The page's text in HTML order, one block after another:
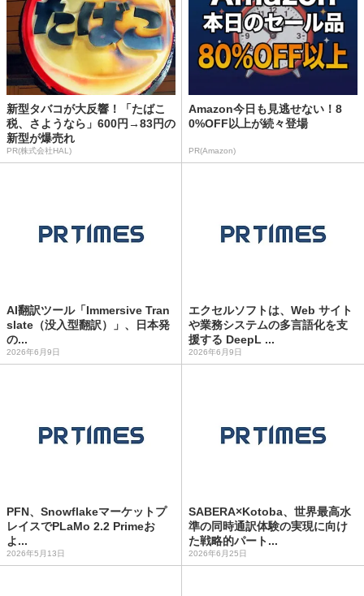
新型タバコが大反響！「たばこ
税、さようなら」600円→83円の
新型が爆売れ
PR(株式会社HAL)
Amazon今日も見逃せない！8
0%OFF以上が続々登場
PR(Amazon)
AI翻訳ツール「Immersive Tran
slate（没入型翻訳）」、日本発
の...
2026年6月9日
エクセルソフトは、Web サイト
や業務システムの多言語化を支
援する DeepL ...
2026年6月9日
PFN、Snowflakeマーケットプ
レイスでPLaMo 2.2 Primeお
よ...
2026年5月13日
SABERA×Kotoba、世界最高水
準の同時通訳体験の実現に向け
た戦略的パート...
2026年6月25日